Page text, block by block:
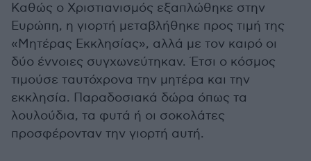
Καθώς ο Χριστιανισμός εξαπλώθηκε στην
Ευρώπη, η γιορτή μεταβλήθηκε προς τιμή της
«Μητέρας Εκκλησίας», αλλά με τον καιρό οι
δύο έννοιες συγχωνεύτηκαν. Έτσι ο κόσμος
τιμούσε ταυτόχρονα την μητέρα και την
εκκλησία. Παραδοσιακά δώρα όπως τα
λουλούδια, τα φυτά ή οι σοκολάτες
προσφέρονταν την γιορτή αυτή.